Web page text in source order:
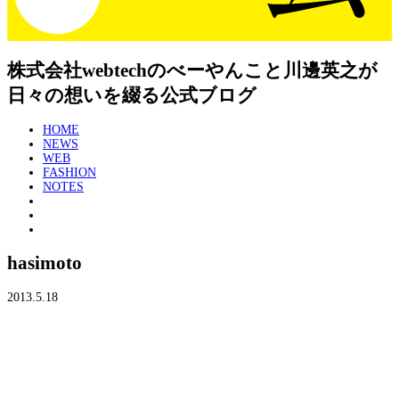
株式会社webtechのべーやんこと川邊英之が
日々の想いを綴る公式ブログ
HOME
NEWS
WEB
FASHION
NOTES
hasimoto
2013.5.18